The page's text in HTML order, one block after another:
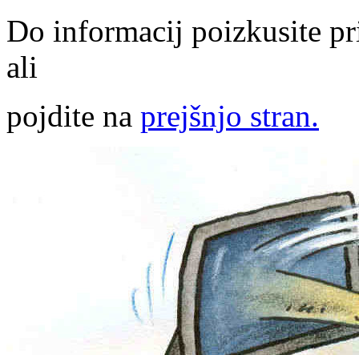
Do informacij poizkusite
ali
pojdite na prejšnjo stran.